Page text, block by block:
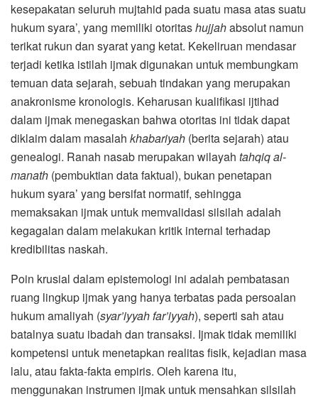
kesepakatan seluruh mujtahid pada suatu masa atas suatu
hukum syara’, yang memiliki otoritashujjahabsolut namun
terikat rukun dan syarat yang ketat. Kekeliruan mendasar
terjadi ketika istilah ijmak digunakan untuk membungkam
temuan data sejarah, sebuah tindakan yang merupakan
anakronisme kronologis. Keharusan kualifikasi ijtihad
dalam ijmak menegaskan bahwa otoritas ini tidak dapat
diklaim dalam masalah khabariyah (berita sejarah) atau
genealogi. Ranah nasab merupakan wilayah tahqiq al-
manath (pembuktian data faktual), bukan penetapan
hukum syara’ yang bersifat normatif, sehingga
memaksakan ijmak untuk memvalidasi silsilah adalah
kegagalan dalam melakukan kritik internal terhadap
kredibilitas naskah.
Poin krusial dalam epistemologi ini adalah pembatasan
ruang lingkup ijmak yang hanya terbatas pada persoalan
hukum amaliyah (syar’iyyah far’iyyah), seperti sah atau
batalnya suatu ibadah dan transaksi. Ijmak tidak memiliki
kompetensi untuk menetapkan realitas fisik, kejadian masa
lalu, atau fakta-fakta empiris. Oleh karena itu,
menggunakan instrumen ijmak untuk mensahkan silsilah